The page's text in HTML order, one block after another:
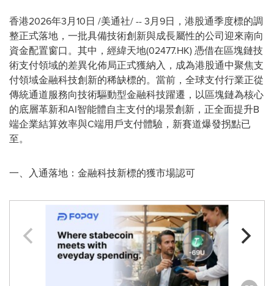
香港2026年3月10日 /美通社/ -- 3月9日，港股通季度標的調
整正式落地，一批具備技術創新與成長屬性的公司迎來南向
資金配置窗口。其中，經緯天地(02477.HK) 憑借在區塊鏈技
術支付領域的差異化佈局正式獲納入，成為港股通中聚焦支
付領域金融科技創新的稀缺標的。當前，全球支付行業正從
傳統通道服務向技術驅動型金融科技躍遷，以區塊鏈為核心
的底層革新和AI智能體自主支付的場景創新，正全面提升B
端企業結算效率與C端用戶支付體驗，新賽道爆發拐點已
至。
一、入通落地：金融科技新標的獲市場認可